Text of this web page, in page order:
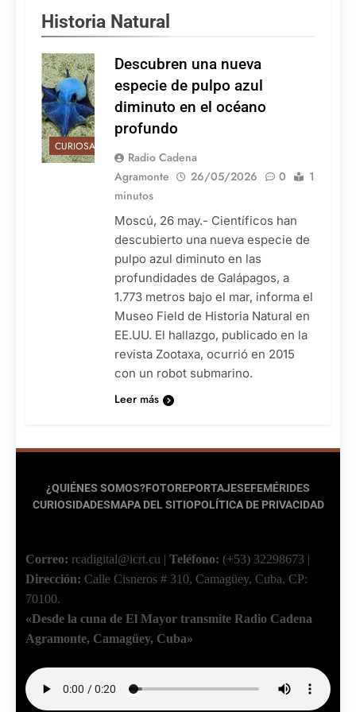
Historia Natural
CURIOSAS
Descubren una nueva
especie de pulpo azul
diminuto en el océano
profundo
Radio Cadena
Agramonte
26/05/2026 0
1
minutos
Moscú, 26 may.- Científicos han
descubierto una nueva especie de
pulpo azul diminuto en las
profundidades de Galápagos, a
1.773 metros bajo el mar, informa el
Museo Field de Historia Natural en
EE.UU. El hallazgo, publicado en la
revista Zootaxa, ocurrió en 2015
con un robot submarino.
Leer más
¿QUIÉNES SOMOS?FOTOREPORTAJESEFEMÉRIDES
CURIOSIDADESMAPA DEL SITIOPOLÍTICA DE PRIVACIDAD
Correo: rcadigital@icrt.cu | Teléfono: (+53) 32298673 |
Dirección: Calle Cisneros # 310, Camagüey, Cuba. CP:
70100.
«Desde la cuna de El Mayor transmite Radio Cadena
Agramonte, Camagüey, Cuba»